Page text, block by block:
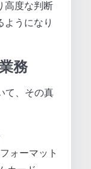
高度な判断
ようになり
務
て、その真
ォーマット